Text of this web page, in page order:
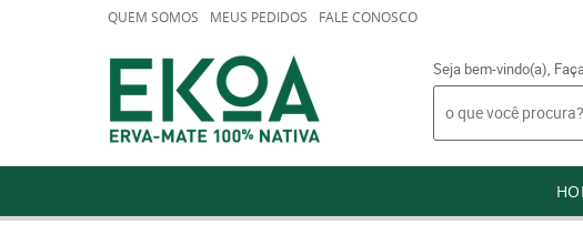
QUEM SOMOS MEUS PEDIDOS FALE CONOSCO
Seja bem-vindo(a),